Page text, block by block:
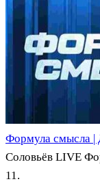
Формула смысла |
Соловьёв LIVE
11.